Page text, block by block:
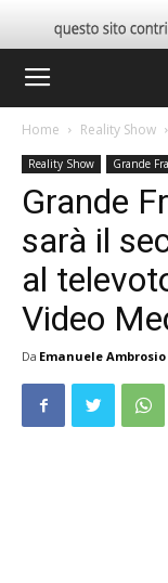
Home Reality Show
Reality Show Grande
Grande
sarà il
al
Video
Da Emanuele Ambrosio